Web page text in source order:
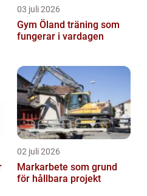
03 juli 2026
Gym Öland träning som
fungerar i vardagen
02 juli 2026
Markarbete som grund
för hållbara projekt